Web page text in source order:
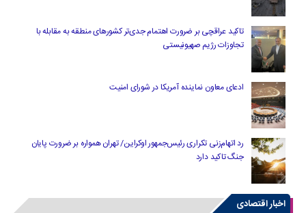
تاکید عراقچی بر ضرورت اهتمام جدی‌تر کشورهای منطقه به مقابله با
تجاوزات رژیم صهیونیستی
ادعای معاون نماینده آمریکا در شورای امنیت
رد اتهام‌زنی تکراری رئیس‌جمهور اوکراین/ تهران همواره بر ضرورت پایان
جنگ تاکید دارد
اخبار اقتصادی